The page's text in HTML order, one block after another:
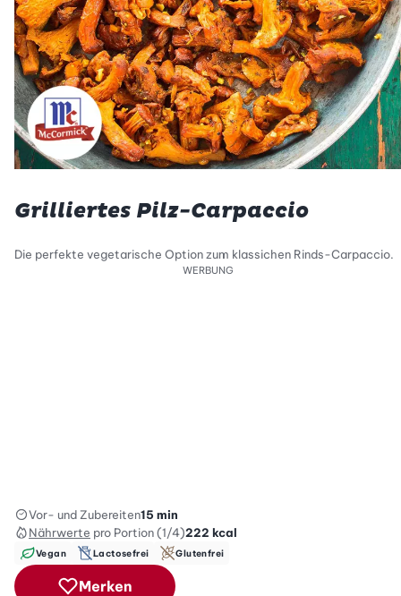
Grilliertes Pilz-Carpaccio
Die perfekte vegetarische Option zum klassichen Rinds-Carpaccio.
WERBUNG
Vor- und Zubereiten15 min
Nährwerte pro Portion (1/4)222 kcal
Vegan Lactosefrei Glutenfrei
Merken